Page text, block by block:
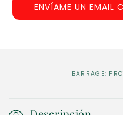
ENVÍAME UN EMAIL
BARRAGE: